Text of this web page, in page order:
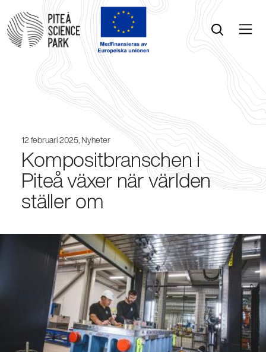
Öppna sök
Öppna menyn
12 februari 2025, Nyheter
Kompositbranschen i
Piteå växer när världen
ställer om